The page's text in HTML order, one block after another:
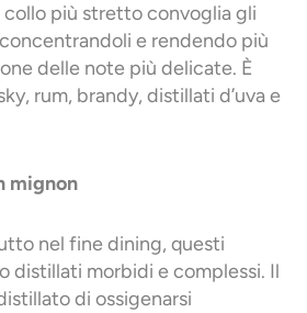
collo più stretto convoglia gli
e rendendo più
delle note più delicate. È
rum, brandy, distillati d’uva e
mignon
nel fine dining, questi
distillati morbidi e complessi. Il
di ossigenarsi